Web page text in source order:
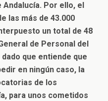
Por ello, el
las más de 43.000
un total de 48
de Personal del
que entiende que
en ningún caso, la
de los
para unos cometidos